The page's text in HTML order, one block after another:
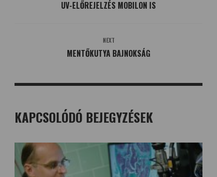
UV-ELŐREJELZÉS MOBILON IS
NEXT
MENTŐKUTYA BAJNOKSÁG
KAPCSOLÓDÓ BEJEGYZÉSEK